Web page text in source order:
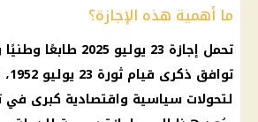
ما أهمية هذه الإجازة؟
تحمل إجازة 23 يوليو 2025
طابعًا وطنيًا
توافق ذكرى قيام ثورة 23 يوليو
لتحولات سياسية واقتصادية كبرى في